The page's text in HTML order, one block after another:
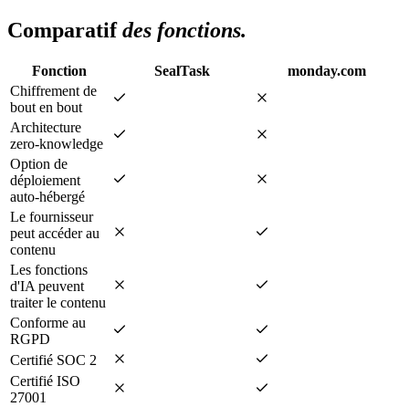
Comparatifdes fonctions.
Fonction SealTask
monday.com
Chiffrement de
bout en bout
Architecture
zero-knowledge
Option de
déploiement
auto-hébergé
Le fournisseur
peut accéder au
contenu
Les fonctions
d'IA peuvent
traiter le contenu
Conforme au
RGPD
Certifié SOC 2
Certifié ISO
27001